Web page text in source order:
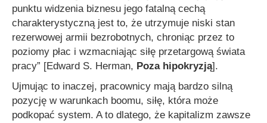
punktu widzenia biznesu jego fatalną cechą
charakterystyczną jest to, że utrzymuje niski stan
rezerwowej armii bezrobotnych, chroniąc przez to
poziomy płac i wzmacniając siłę przetargową świata
pracy” [Edward S. Herman, Poza hipokryzją].
Ujmując to inaczej, pracownicy mają bardzo silną
pozycję w warunkach boomu, siłę, która może
podkopać system. A to dlatego, że kapitalizm zawsze